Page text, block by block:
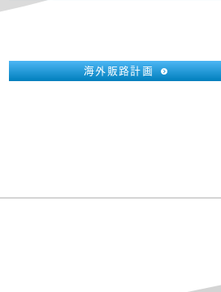
海外販路計画